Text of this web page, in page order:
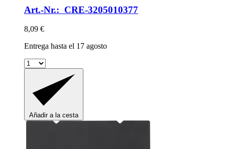
Art.-Nr.: CRE-3205010377
8,09 €
Entrega hasta el 17 agosto
Añadir a la cesta